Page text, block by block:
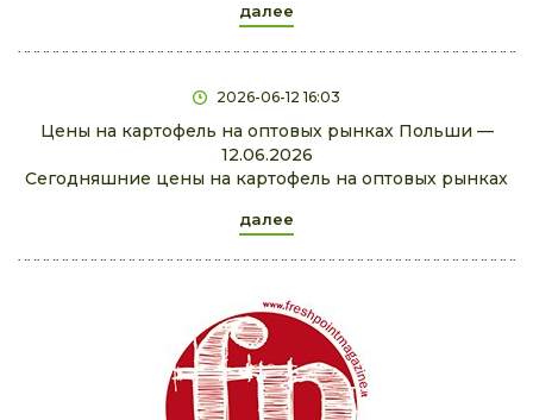
далее
2026-06-12 16:03
Цены на картофель на оптовых рынках Польши —
12.06.2026
Сегодняшние цены на картофель на оптовых рынках
далее